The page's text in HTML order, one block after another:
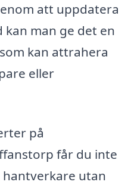
att uppdatera
kan man ge det en
kan attrahera
eller
på
får du inte
utan